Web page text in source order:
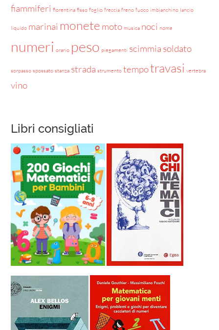
fiammiferi fiorentina fisso foglio freccia freno fuoco imbianchino lancio
liquido marinai monete moto musica noci nome
numeri orario peso piegamenti scimmia soldato
sorpasso spossato stanza strada strumento tempotravasi vertebra
vino
Libri consigliati